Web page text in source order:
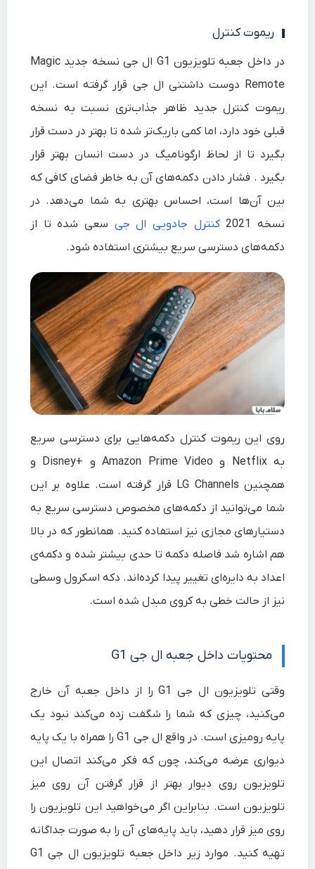
ریموت کنترل
در داخل جعبه تلویزیون G1 ال جی نسخه جدید Magic
Remote دوست داشتنی ال جی قرار گرفته است. این
ریموت کنترل جدید ظاهر جذاب‌تری نسبت به نسخه
قبلی خود دارد، اما کمی باریک‌تر شده تا بهتر در دست قرار
بگیرد تا از لحاظ ارگونامیگ در دست انسان بهتر قرار
بگیرد . فشار دادن دکمه‌های آن به خاطر فضای کافی که
بین آن‌ها است، احساس بهتری به شما می‌دهد. در
نسخه 2021
کنترل جادویی ال جی سعی شده تا از
دکمه‌های دسترسی سریع بیشتری استفاده شود.
روی این ریموت کنترل دکمه‌هایی برای دسترسی سریع
به Netflix و Amazon Prime Video و +Disney و
همچنین LG Channels قرار گرفته است. علاوه بر این
شما می‌توانید از دکمه‌های مخصوص دسترسی سریع به
دستیارهای مجازی نیز استفاده کنید. همانطور که در بالا
هم اشاره شد فاصله دکمه تا حدی بیشتر شده و دکمه‌ی
اعداد به دایره‌ای تغییر پیدا کرده‌اند. دکه اسکرول وسطی
نیز از حالت خطی به کروی مبدل شده است.
محتویات داخل جعبه ال جی G1
وقتی تلویزیون ال جی G1 را از داخل جعبه آن خارج
می‌کنید، چیزی که شما را شگفت زده می‌کند نبود یک
پایه رومیزی است. در واقع ال جی G1 را همراه با یک پایه
دیواری عرضه می‌کند، چون که فکر می‌کند اتصال این
تلویزیون روی دیوار بهتر از قرار گرفتن آن روی میز
تلویزیون است. بنابراین اگر می‌خواهید این تلویزیون را
روی میز قرار دهید، باید پایه‌های آن را به صورت جداگانه
تهیه کنید. موارد زیر داخل جعبه تلویزیون ال جی G1